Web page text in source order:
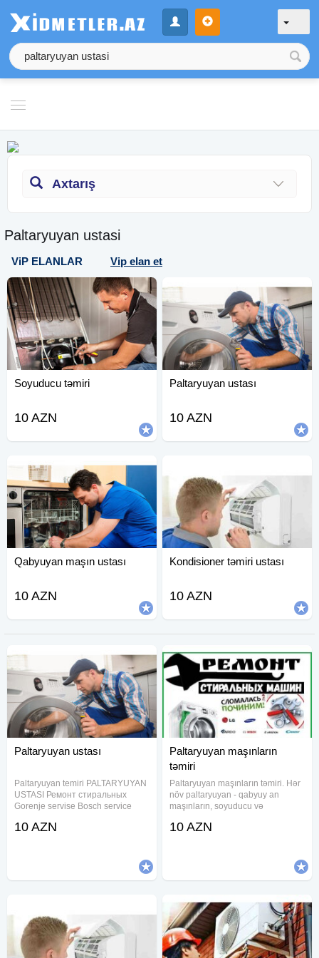
Axtarış
Paltaryuyan ustasi
ViP ELANLAR Vip elan et
Soyuducu təmiri
10 AZN
Paltaryuyan ustası
10 AZN
Qabyuyan maşın ustası
10 AZN
Kondisioner təmiri ustası
10 AZN
Paltaryuyan ustası
Paltaryuyan temiri PALTARYUYAN
USTASI Ремонт стиральных
Gorenje servise Bosch service
LG service Beko service Arçelik
10 AZN
Paltaryuyan maşınların
təmiri
Paltaryuyan maşınların təmiri. Hər
növ paltaryuyan - qabyuy an
maşınların, soyuducu və
ətli təmiri
10 AZN